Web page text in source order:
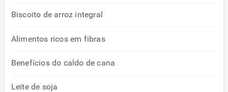
Biscoito de arroz integral
Alimentos ricos em fibras
Benefícios do caldo de cana
Leite de soja